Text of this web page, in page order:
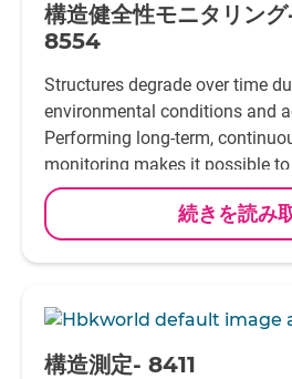
構造健全性モニタリン
8554
Structures degrade over time
environmental conditions and
Performing long-term,
monitoring makes it possible
structure’s state and carry out
maintenance to ensure続きを読み
-
構造測定- 8411